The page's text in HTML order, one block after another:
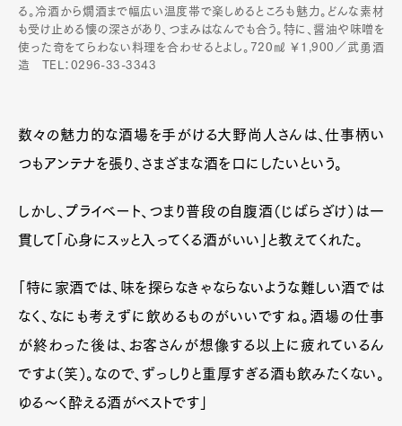
る。冷酒から燗酒まで幅広い温度帯で楽しめるところも魅力。どんな素材
も受け止める懐の深さがあり、つまみはなんでも合う。特に、醤油や味噌を
使った奇をてらわない料理を合わせるとよし。720㎖ ￥1,900／武勇酒
造 TEL：0296-33-3343
数々の魅力的な酒場を手がける大野尚人さんは、仕事柄い
つもアンテナを張り、さまざまな酒を口にしたいという。
しかし、プライベート、つまり普段の自腹酒（じばらざけ）は一
貫して「心身にスッと入ってくる酒がいい」と教えてくれた。
「特に家酒では、味を探らなきゃならないような難しい酒では
なく、なにも考えずに飲めるものがいいですね。酒場の仕事
が終わった後は、お客さんが想像する以上に疲れているん
ですよ（笑）。なので、ずっしりと重厚すぎる酒も飲みたくない。
ゆる～く酔える酒がベストです」